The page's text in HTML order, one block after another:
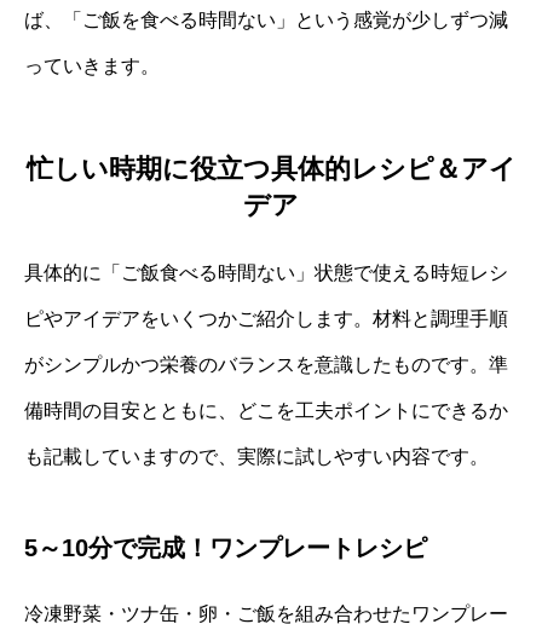
ば、「ご飯を食べる時間ない」という感覚が少しずつ減
っていきます。
忙しい時期に役立つ具体的レシピ＆アイ
デア
具体的に「ご飯食べる時間ない」状態で使える時短レシ
ピやアイデアをいくつかご紹介します。材料と調理手順
がシンプルかつ栄養のバランスを意識したものです。準
備時間の目安とともに、どこを工夫ポイントにできるか
も記載していますので、実際に試しやすい内容です。
5～10分で完成！ワンプレートレシピ
冷凍野菜・ツナ缶・卵・ご飯を組み合わせたワンプレー